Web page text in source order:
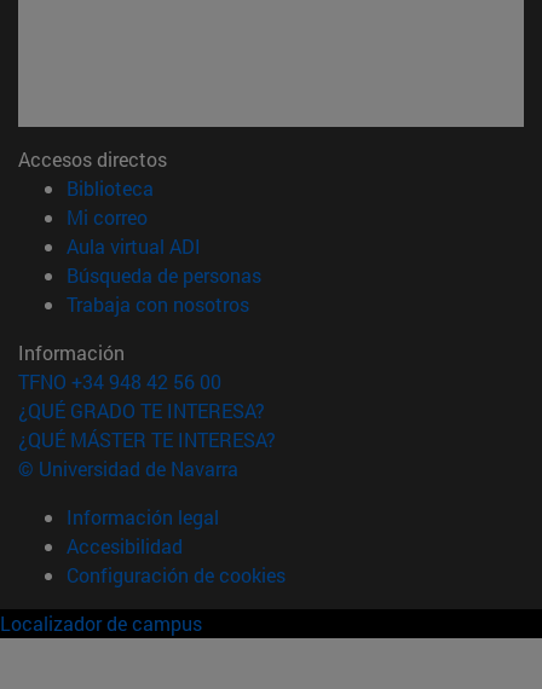
Accesos directos
Biblioteca
Mi correo(abre en nueva ventana)
Aula virtual ADI
Búsqueda de personas(abre en nueva ventana)
Trabaja con nosotros(abre en nueva ventana)
Información
TFNO +34 948 42 56 00
¿QUÉ GRADO TE INTERESA?
¿QUÉ MÁSTER TE INTERESA?
© Universidad de Navarra
Información legal
Accesibilidad
Configuración de cookies
Localizador de campus